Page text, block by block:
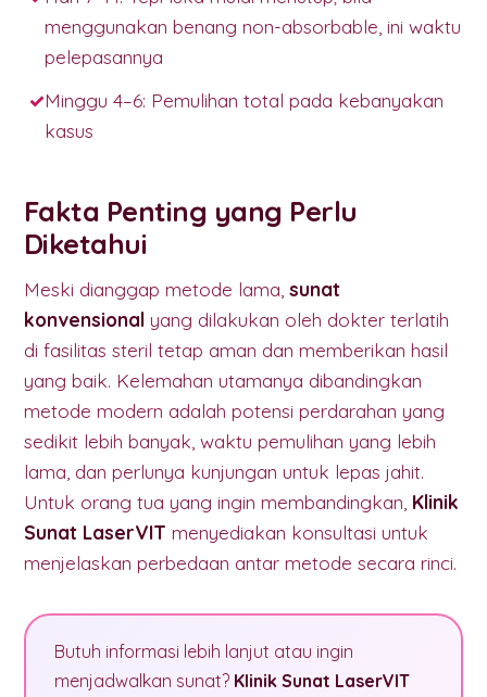
menggunakan benang non-absorbable, ini waktu
pelepasannya
Minggu 4–6: Pemulihan total pada kebanyakan
kasus
Fakta Penting yang Perlu
Diketahui
Meski dianggap metode lama, sunat
konvensional yang dilakukan oleh dokter terlatih
di fasilitas steril tetap aman dan memberikan hasil
yang baik. Kelemahan utamanya dibandingkan
metode modern adalah potensi perdarahan yang
sedikit lebih banyak, waktu pemulihan yang lebih
lama, dan perlunya kunjungan untuk lepas jahit.
Untuk orang tua yang ingin membandingkan, Klinik
Sunat LaserVIT menyediakan konsultasi untuk
menjelaskan perbedaan antar metode secara rinci.
Butuh informasi lebih lanjut atau ingin
menjadwalkan sunat? Klinik Sunat LaserVIT